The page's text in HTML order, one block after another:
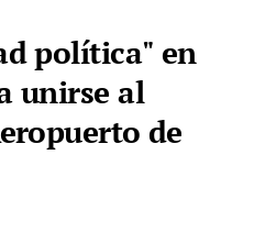
política" en
unirse al
de